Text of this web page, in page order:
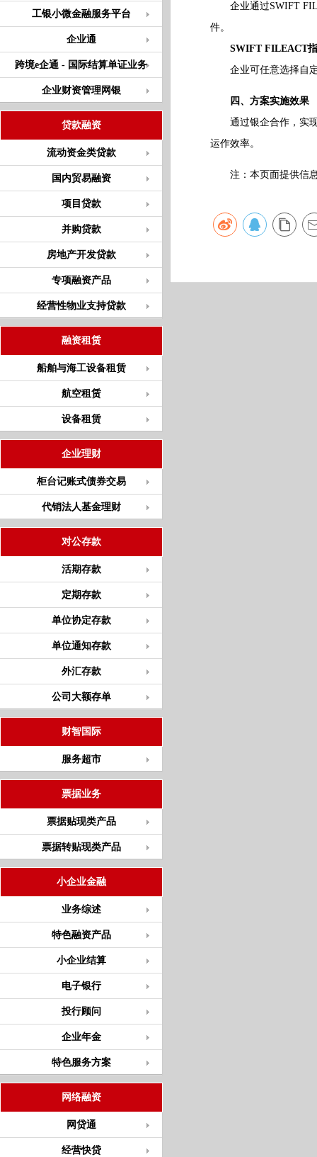
工银小微金融服务平台
企业通
跨境e企通 - 国际结算单证业务
企业财资管理网银
贷款融资
流动资金类贷款
国内贸易融资
项目贷款
并购贷款
房地产开发贷款
专项融资产品
经营性物业支持贷款
融资租赁
船舶与海工设备租赁
航空租赁
设备租赁
企业理财
柜台记账式债券交易
代销法人基金理财
对公存款
活期存款
定期存款
单位协定存款
单位通知存款
外汇存款
公司大额存单
财智国际
服务超市
票据业务
票据贴现类产品
票据转贴现类产品
小企业金融
业务综述
特色融资产品
小企业结算
电子银行
投行顾问
企业年金
特色服务方案
网络融资
网贷通
经营快贷
企业通过SWIFT
件。
SWIFT FILEACT
企业可任意选择自定
四、方案实施效果
通过银企合作，实现
运作效率。
注：本页面提供信息